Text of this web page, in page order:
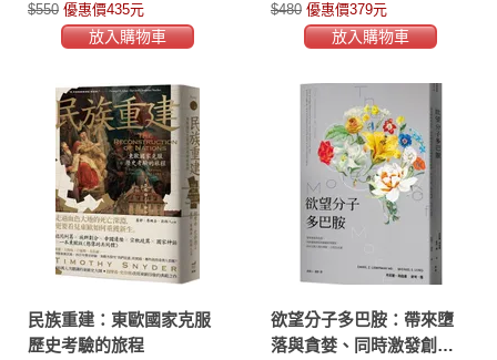
$550 優惠價435元
放入購物車
$480 優惠價379元
放入購物車
民族重建：東歐國家克服
歷史考驗的旅程
欲望分子多巴胺：帶來墮
落與貪婪、同時激發創意